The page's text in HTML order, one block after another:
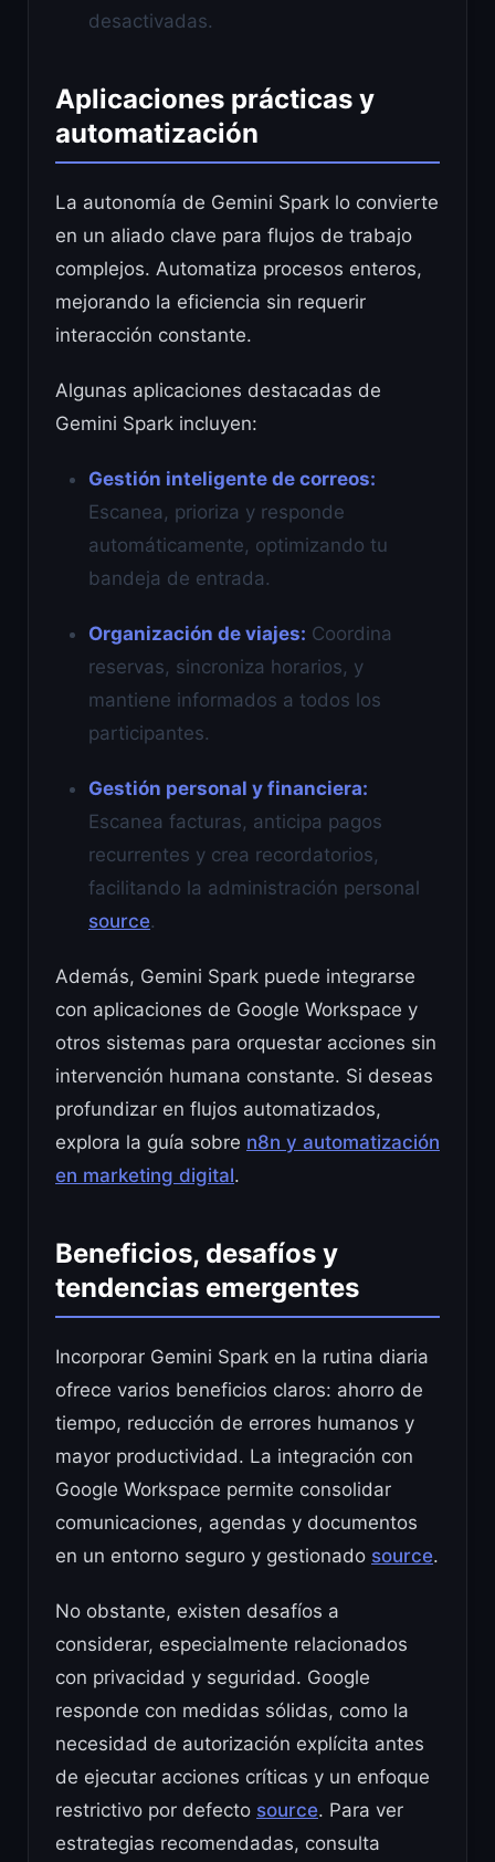
desactivadas.
Aplicaciones prácticas y
automatización
La autonomía de Gemini Spark lo convierte
en un aliado clave para flujos de trabajo
complejos. Automatiza procesos enteros,
mejorando la eficiencia sin requerir
interacción constante.
Algunas aplicaciones destacadas de
Gemini Spark incluyen:
Gestión inteligente de correos:
Escanea, prioriza y responde
automáticamente, optimizando tu
bandeja de entrada.
Organización de viajes: Coordina
reservas, sincroniza horarios, y
mantiene informados a todos los
participantes.
Gestión personal y financiera:
Escanea facturas, anticipa pagos
recurrentes y crea recordatorios,
facilitando la administración personal
source.
Además, Gemini Spark puede integrarse
con aplicaciones de Google Workspace y
otros sistemas para orquestar acciones sin
intervención humana constante. Si deseas
profundizar en flujos automatizados,
explora la guía sobre n8n y automatización
en marketing digital.
Beneficios, desafíos y
tendencias emergentes
Incorporar Gemini Spark en la rutina diaria
ofrece varios beneficios claros: ahorro de
tiempo, reducción de errores humanos y
mayor productividad. La integración con
Google Workspace permite consolidar
comunicaciones, agendas y documentos
en un entorno seguro y gestionado source.
No obstante, existen desafíos a
considerar, especialmente relacionados
con privacidad y seguridad. Google
responde con medidas sólidas, como la
necesidad de autorización explícita antes
de ejecutar acciones críticas y un enfoque
restrictivo por defecto source. Para ver
estrategias recomendadas, consulta